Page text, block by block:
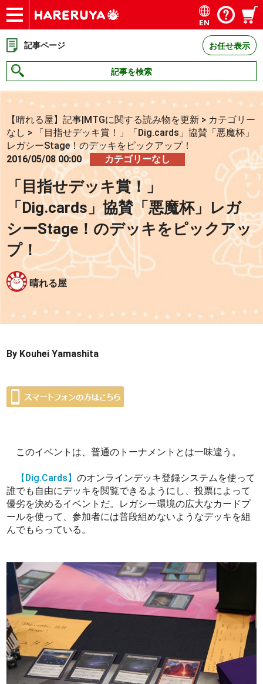
ショップ
買取
記事
デッキ検索
デッキ構築
選手一覧
店舗一覧
イベント
お問い合わせ
EN
記事ページ お任せ表示
記事を検索
【晴れる屋】記事|MTGに関する読み物を更新 > カテゴリー
なし >
「目指せデッキ賞！」「Dig.cards」協賛「悪魔杯」
レガシーStage！のデッキをピックアップ！
2016/05/08 00:00
カテゴリーなし
「目指せデッキ賞！」
「Dig.cards」協賛「悪魔杯」レガ
シーStage！のデッキをピックアッ
プ！
晴れる屋
By Kouhei Yamashita
このイベントは、普通のトーナメントとは一味違う。
【Dig.Cards】のオンラインデッキ登録システムを使って
誰でも自由にデッキを閲覧できるようにし、投票によって
優劣を決めるイベントだ。レガシー環境の広大なカードプ
ールを使って、参加者には普段組めないようなデッキを組
んでもらっている。